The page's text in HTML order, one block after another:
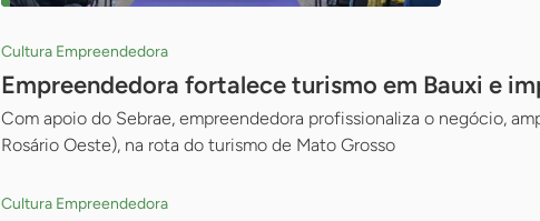
Cultura Empreendedora
Empreendedora fortalece turismo em Bauxi e
Com apoio do Sebrae, empreendedora profissionaliza o negócio,
Rosário Oeste), na rota do turismo de Mato Grosso
Cultura Empreendedora